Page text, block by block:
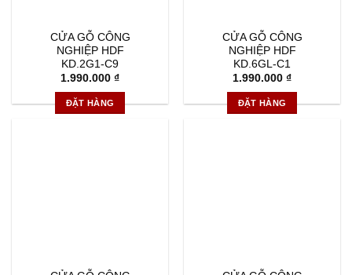
CỬA GỖ CÔNG
NGHIỆP HDF
KD.2G1-C9
1.990.000 ₫
ĐẶT HÀNG
CỬA GỖ CÔNG
NGHIỆP HDF
KD.6GL-C1
1.990.000 ₫
ĐẶT HÀNG